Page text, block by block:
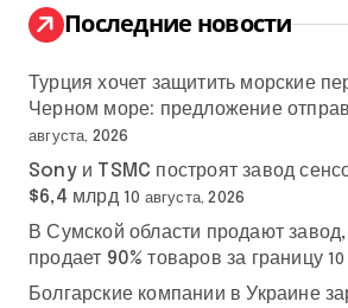
:
Последние новости
Турция хочет защитить морские
Черном море: предложение
августа, 2026
Sony и TSMC построят завод
$6,4 млрд 10 августа, 2026
В Сумской области продают
продает 90% товаров за границу 10
Болгарские компании в Украине